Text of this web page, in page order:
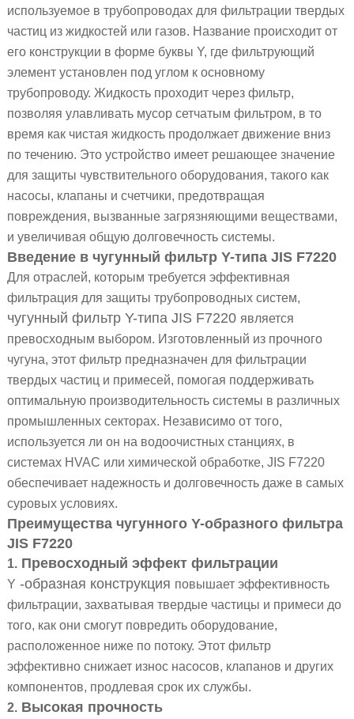
используемое в трубопроводах для фильтрации твердых
частиц из жидкостей или газов. Название происходит от
его конструкции в форме буквы Y, где фильтрующий
элемент установлен под углом к основному
трубопроводу. Жидкость проходит через фильтр,
позволяя улавливать мусор сетчатым фильтром, в то
время как чистая жидкость продолжает движение вниз
по течению. Это устройство имеет решающее значение
для защиты чувствительного оборудования, такого как
насосы, клапаны и счетчики, предотвращая
повреждения, вызванные загрязняющими веществами,
и увеличивая общую долговечность системы.
Введение в чугунный фильтр Y-типа JIS F7220
Для отраслей, которым требуется эффективная
фильтрация для защиты трубопроводных систем,
чугунный фильтр Y-типа JIS F7220 является
превосходным выбором. Изготовленный из прочного
чугуна, этот фильтр предназначен для фильтрации
твердых частиц и примесей, помогая поддерживать
оптимальную производительность системы в различных
промышленных секторах. Независимо от того,
используется ли он на водоочистных станциях, в
системах HVAC или химической обработке, JIS F7220
обеспечивает надежность и долговечность даже в самых
суровых условиях.
Преимущества чугунного Y-образного фильтра
JIS F7220
1. Превосходный эффект фильтрации
Y -образная конструкция повышает эффективность
фильтрации, захватывая твердые частицы и примеси до
того, как они смогут повредить оборудование,
расположенное ниже по потоку. Этот фильтр
эффективно снижает износ насосов, клапанов и других
компонентов, продлевая срок их службы.
2. Высокая прочность